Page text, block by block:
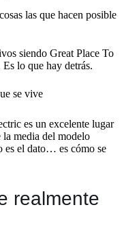
las que hacen posible
siendo Great Place To
lo que hay detrás.
se vive
es un excelente lugar
la media del modelo
es el dato… es cómo se
realmente